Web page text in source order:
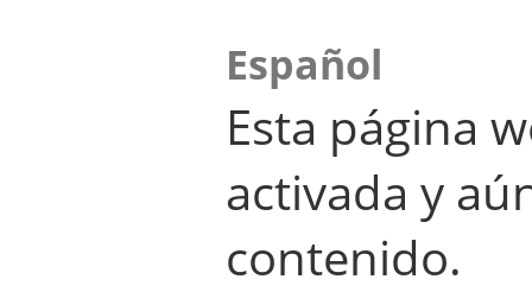
Español
Esta página
activada y
contenido.